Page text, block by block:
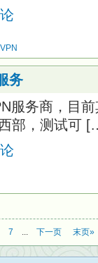
务
服务商，目
部，测试可
7 ... 下一页 末页»